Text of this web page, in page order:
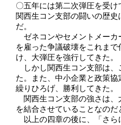
〇五年には第二次弾圧を受
関西生コン支部の闘いの歴
だ。
ゼネコンやセメントメーカ
を雇った争議破壊をこれま
け、大弾圧を強行してきた。
しかし関西生コン支部は、
た。また、中小企業と政策
繰りひろげ、勝利してきた。
関西生コン支部の強さは、
を結合させていることなの
以上の四章の後に、「さら